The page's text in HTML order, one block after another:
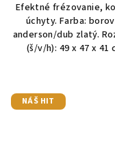
Efektné frézovanie,
úchyty. Farba:
anderson/dub zlatý.
(š/v/h): 49 x 47 x 41
NÁŠ HIT